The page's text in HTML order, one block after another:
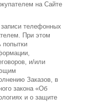
на Сайте
телефонных
При этом
попытки
и/или
Заказов, в
закона «Об
и о защите